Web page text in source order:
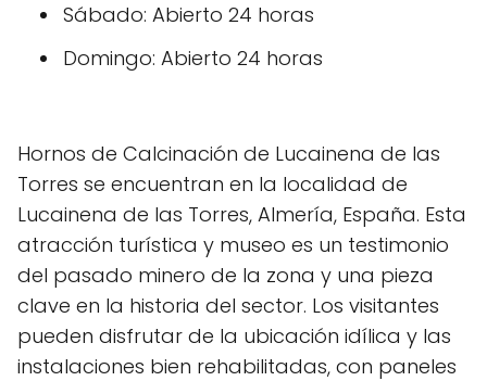
Sábado: Abierto 24 horas
Domingo: Abierto 24 horas
Hornos de Calcinación de Lucainena de las
Torres se encuentran en la localidad de
Lucainena de las Torres, Almería, España. Esta
atracción turística y museo es un testimonio
del pasado minero de la zona y una pieza
clave en la historia del sector. Los visitantes
pueden disfrutar de la ubicación idílica y las
instalaciones bien rehabilitadas, con paneles